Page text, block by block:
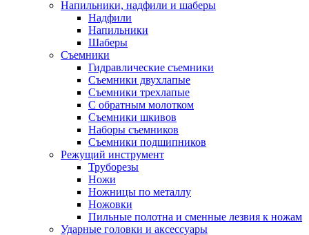
Напильники, надфили и шаберы
Надфили
Напильники
Шаберы
Съемники
Гидравлические съемники
Съемники двухлапые
Съемники трехлапые
С обратным молотком
Съемники шкивов
Наборы съемников
Съемники подшипников
Режущий инструмент
Труборезы
Ножи
Ножницы по металлу
Ножовки
Пильные полотна и сменные лезвия к ножам
Ударные головки и аксессуары